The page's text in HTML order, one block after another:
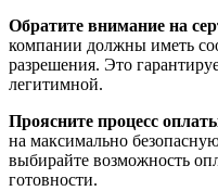
Обратите внимание на
компании должны иметь
разрешения. Это
легитимной.
Проясните процесс
на максимально
выбирайте возможность
готовности.